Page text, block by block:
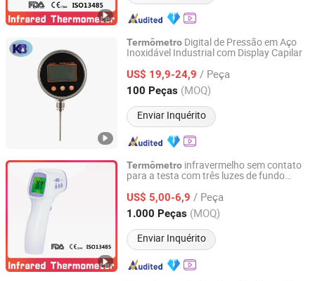
Termômetro Digital de Pressão em Aço
Inoxidável Industrial com Display Capilar
US$ 19,9-24,9 / Peça
100 Peças (MOQ)
Enviar Inquérito
Changzhou KB Instruments & Meter Co., Ltd.
Jiangsu, China Desde 2016
Termômetro infravermelho sem contato
para a testa com três luzes de fundo
US$ 5,00-6,9 / Peça
1.000 Peças (MOQ)
Enviar Inquérito
Ningbo Ranor Medical Science & Technology Co., Ltd.
Zhejiang, China Desde 2020